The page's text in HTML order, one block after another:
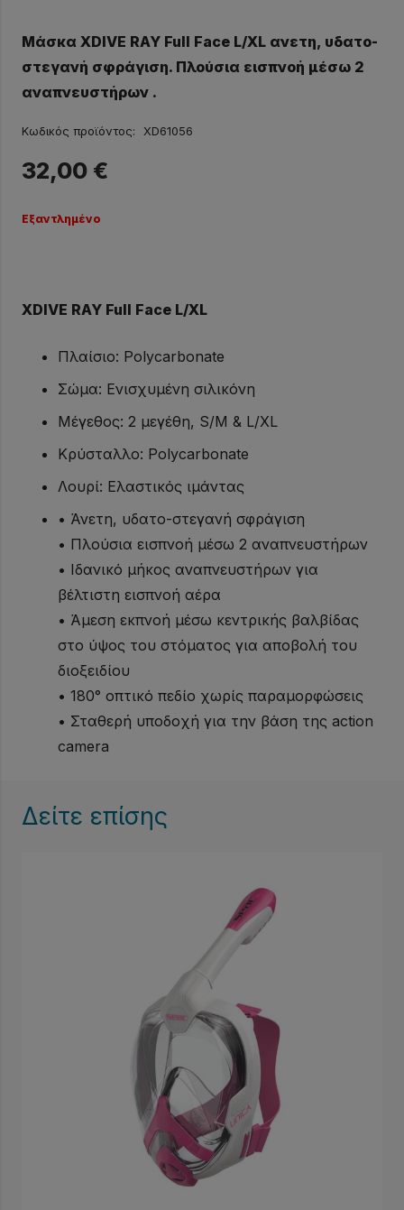
Μάσκα XDIVE RAY Full Face L/XL ανετη, υδατο-
στεγανή σφράγιση. Πλούσια εισπνοή μέσω 2
αναπνευστήρων .
Κωδικός προϊόντος: XD61056
32,00 €
Εξαντλημένο
XDIVE RAY Full Face L/XL
Πλαίσιο: Polycarbonate
Σώμα: Ενισχυμένη σιλικόνη
Μέγεθος: 2 μεγέθη, S/M & L/XL
Κρύσταλλο: Polycarbonate
Λουρί: Ελαστικός ιμάντας
• Άνετη, υδατο-στεγανή σφράγιση
• Πλούσια εισπνοή μέσω 2 αναπνευστήρων
• Ιδανικό μήκος αναπνευστήρων για
βέλτιστη εισπνοή αέρα
• Άμεση εκπνοή μέσω κεντρικής βαλβίδας
στο ύψος του στόματος για αποβολή του
διοξειδίου
• 180° οπτικό πεδίο χωρίς παραμορφώσεις
• Σταθερή υποδοχή για την βάση της action
camera
Δείτε επίσης